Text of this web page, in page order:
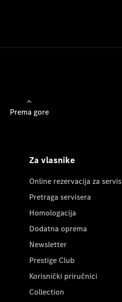
Prema gore
Za vlasnike
Online rezervacija za servis
Pretraga servisera
Homologacija
Dodatna oprema
Newsletter
Prestige Club
Korisnički priručnici
Collection